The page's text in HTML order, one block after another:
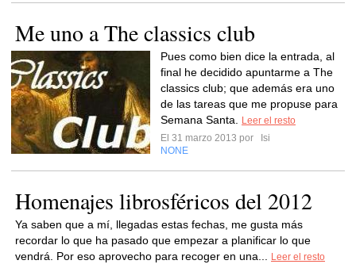
Me uno a The classics club
Pues como bien dice la entrada, al
final he decidido apuntarme a The
classics club; que además era uno
de las tareas que me propuse para
Semana Santa.
Leer el resto
El 31 marzo 2013 por
Isi
NONE
Homenajes librosféricos del 2012
Ya saben que a mí, llegadas estas fechas, me gusta más
recordar lo que ha pasado que empezar a planificar lo que
vendrá. Por eso aprovecho para recoger en una...
Leer el resto